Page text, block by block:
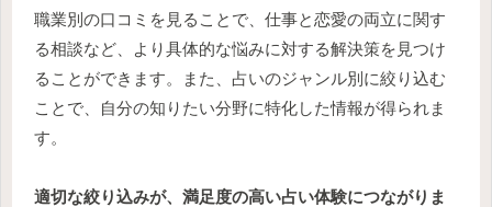
職業別の口コミを見ることで、仕事と恋愛の両立に関す
る相談など、より具体的な悩みに対する解決策を見つけ
ることができます。また、占いのジャンル別に絞り込む
ことで、自分の知りたい分野に特化した情報が得られま
す。
適切な絞り込みが、満足度の高い占い体験につながりま